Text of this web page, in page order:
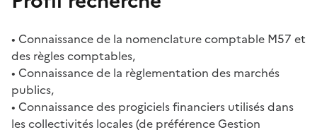
• Connaissance de la nomenclature comptable M57 et
des règles comptables,
• Connaissance de la règlementation des marchés
publics,
• Connaissance des progiciels financiers utilisés dans
les collectivités locales (de préférence Gestion